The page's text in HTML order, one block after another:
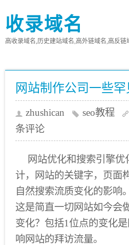
收录域名
高收录域名,历史建站域名,高外链域名,高反
网站制作公司一些
zhushican seo教程
条评论
网站优化和搜索引擎
计，网站的关键字，页面
自然搜索流质变化的影响。
这是简直一切网站如今会
变化？包括1位点的变化
响网站的拜访流量。